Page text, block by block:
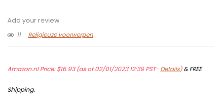
Add your review
11
Religieuze voorwerpen
Amazon.nl Price:$16.93(as of 02/01/2023 12:39 PST- Details)&FREE
Shipping.